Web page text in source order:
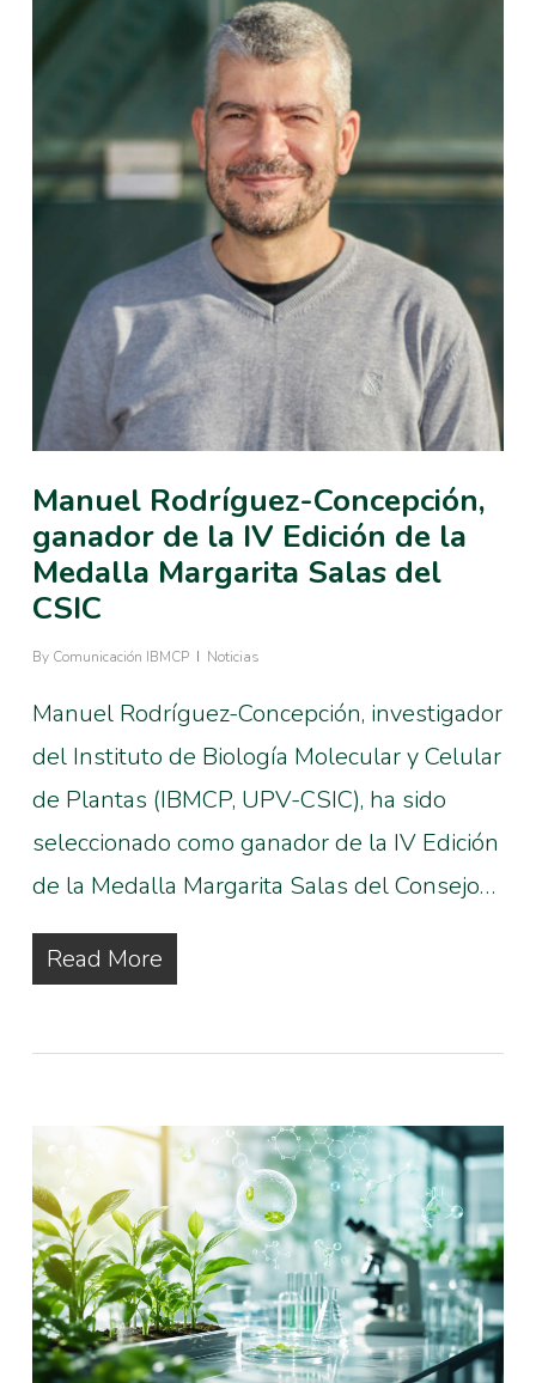
Manuel Rodríguez-Concepción,
ganador de la IV Edición de la
Medalla Margarita Salas del
CSIC
By Comunicación IBMCP Noticias
Manuel Rodríguez-Concepción, investigador
del Instituto de Biología Molecular y Celular
de Plantas (IBMCP, UPV-CSIC), ha sido
seleccionado como ganador de la IV Edición
de la Medalla Margarita Salas del Consejo…
Read More